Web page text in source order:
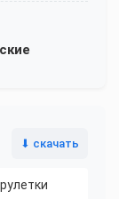
⬇ скачать